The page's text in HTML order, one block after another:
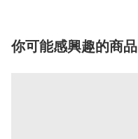
你可能感興趣的商品